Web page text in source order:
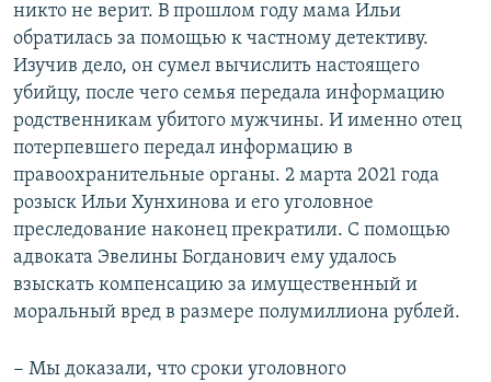
никто не верит. В прошлом году мама Ильи
обратилась за помощью к частному детективу.
Изучив дело, он сумел вычислить настоящего
убийцу, после чего семья передала информацию
родственникам убитого мужчины. И именно отец
потерпевшего передал информацию в
правоохранительные органы. 2 марта 2021 года
розыск Ильи Хунхинова и его уголовное
преследование наконец прекратили. С помощью
адвоката Эвелины Богданович ему удалось
взыскать компенсацию за имущественный и
моральный вред в размере полумиллиона рублей.
− Мы доказали, что сроки уголовного